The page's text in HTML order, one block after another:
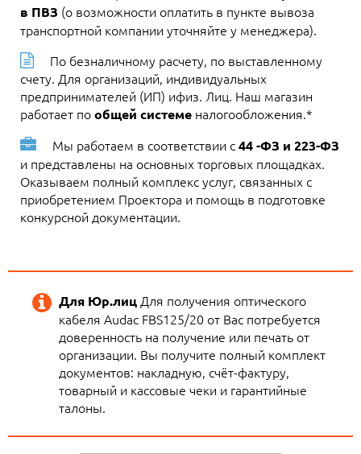
в ПВЗ (о возможности оплатить в пункте вывоза
транспортной компании уточняйте у менеджера).
По безналичному расчету, по выставленному
счету. Для организаций, индивидуальных
предпринимателей (ИП) ифиз. Лиц. Наш магазин
работает пообщей системе налогообложения.*
Мы работаем в соответствии с44 -ФЗ и 223-ФЗ
и представлены на основных торговых площадках.
Оказываем полный комплекс услуг, связанных с
приобретением Проектора и помощь в подготовке
конкурсной документации.
Для Юр.лицДля получения оптического
кабеля Audac FBS125/20 от Вас потребуется
доверенность на получение или печать от
организации. Вы получите полный комплект
документов: накладную, счёт-фактуру,
товарный и кассовые чеки и гарантийные
талоны.